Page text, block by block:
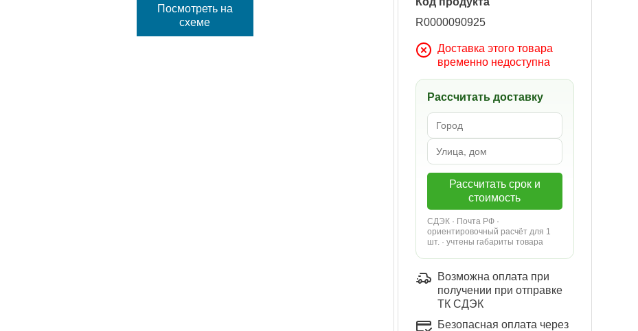
Посмотреть на
схеме
R0000090925
Доставка этого товара
временно недоступна
Рассчитать доставку
Рассчитать срок и
стоимость
СДЭК · Почта РФ ·
ориентировочный расчёт для 1
шт. · учтены габариты товара
Возможна оплата при
получении при отправке
ТК СДЭК
Безопасная оплата через